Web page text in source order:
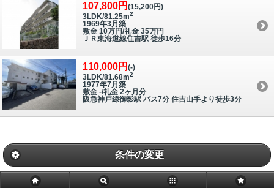
107,800円 (15,200円)
3LDK/81.25m2
1969年3月築
敷金 10万円/礼金 35万円
ＪＲ東海道線住吉駅 徒歩16分
110,000円 (-)
3LDK/81.68m2
1977年7月築
敷金 -/礼金 2ヶ月分
阪急神戸線御影駅 バス7分 住吉山手より徒歩3分
条件の変更